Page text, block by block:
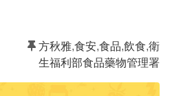
方秋雅,食安,食品,飲食,衛
生福利部食品藥物管理署